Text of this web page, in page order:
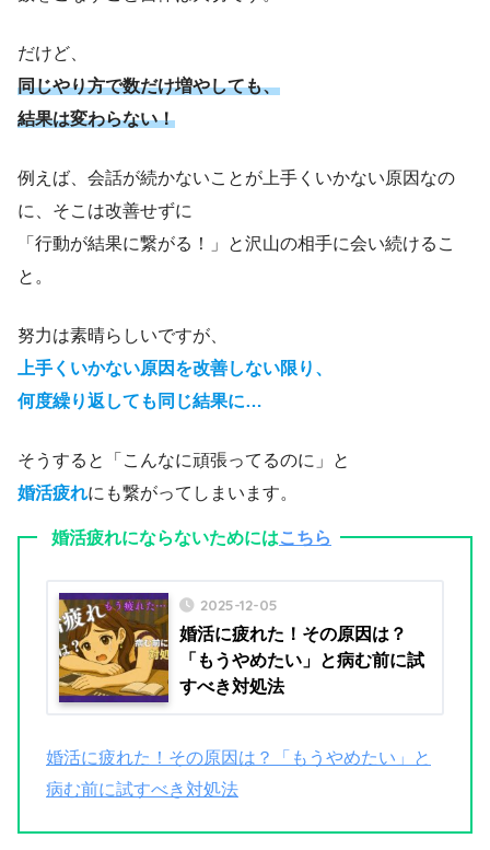
だけど、
同じやり方で数だけ増やしても、
結果は変わらない！
例えば、会話が続かないことが上手くいかない原因なの
に、そこは改善せずに
「行動が結果に繋がる！」と沢山の相手に会い続けるこ
と。
努力は素晴らしいですが、
上手くいかない原因を改善しない限り、
何度繰り返しても同じ結果に…
そうすると「こんなに頑張ってるのに」と
婚活疲れにも繋がってしまいます。
婚活疲れにならないためにはこちら
2025-12-05
婚活に疲れた！その原因は？
「もうやめたい」と病む前に試
すべき対処法
婚活に疲れた！その原因は？「もうやめたい」と
病む前に試すべき対処法